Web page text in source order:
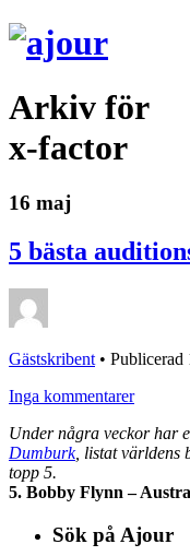
Arkiv för
x-factor
16 maj
5 bästa
Gästskribent • Publicerad
Inga kommentarer
Under några veckor har
Dumburk, listat världens
topp 5.
5. Bobby Flynn –
Sök på Ajour